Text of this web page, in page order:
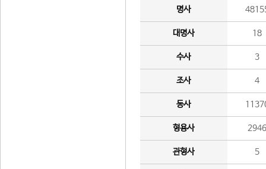
명사
대명사 18
수사 3
조사 4
동사
형용사 2946
관형사 5